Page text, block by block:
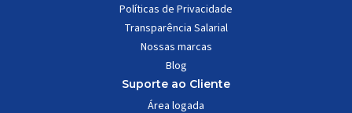
Políticas de Privacidade
Transparência Salarial
Nossas marcas
Blog
Suporte ao Cliente
Área logada